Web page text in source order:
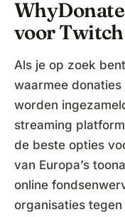
voor Twitch
Als je op zoek
waarmee
worden
streaming
de beste opties
van Europa’s
online
organisaties